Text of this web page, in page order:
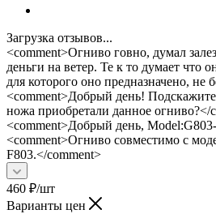
Загрузка отзывов...
<comment>Огниво говно, думал
деньги на ветер. Те к то думает что
для которого оно предназначено, не
<comment>Добрый день!
ножа приобретали данное огниво?</
<comment>Добрый день,
<comment>Огниво совместимо с
F803.</comment>
460 ₽/шт
Варианты цен